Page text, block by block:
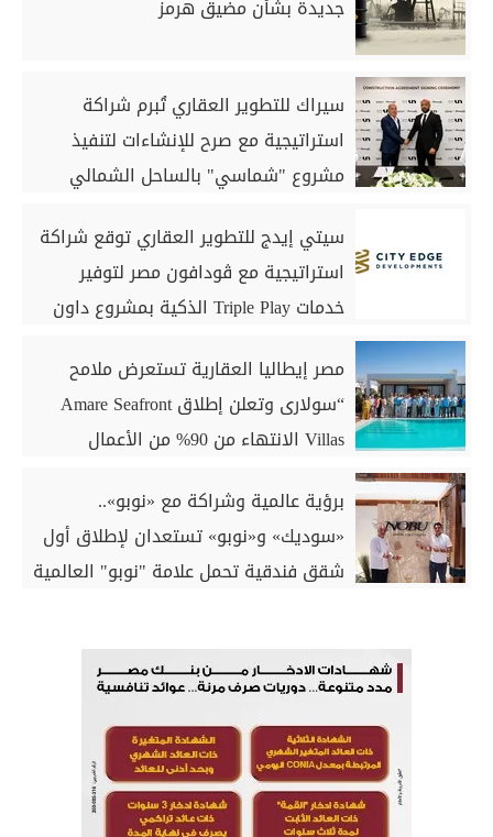
جديدة بشأن مضيق هرمز
سيراك للتطوير العقاري تُبرم شراكة
استراتيجية مع صرح للإنشاءات لتنفيذ
مشروع "شماسي" بالساحل الشمالي
سيتي إيدج للتطوير العقاري توقع شراكة
استراتيجية مع ڤودافون مصر لتوفير
خدمات Triple Play الذكية بمشروع داون
مصر إيطاليا العقارية تستعرض ملامح
“سولارى وتعلن إطلاق Amare Seafront
Villas الانتهاء من 90% من الأعمال
برؤية عالمية وشراكة مع «نوبو»..
«سوديك» و«نوبو» تستعدان لإطلاق أول
شقق فندقية تحمل علامة "نوبو" العالمية